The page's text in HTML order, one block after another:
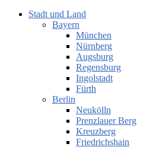
Stadt und Land
Bayern
München
Nürnberg
Augsburg
Regensburg
Ingolstadt
Fürth
Berlin
Neukölln
Prenzlauer Berg
Kreuzberg
Friedrichshain